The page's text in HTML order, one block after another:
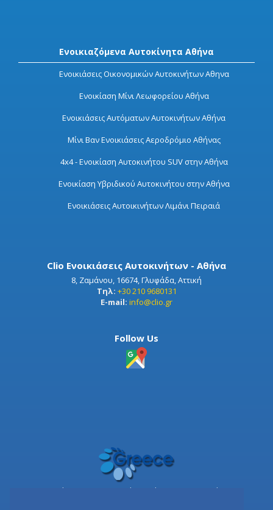
Ενοικιαζόμενα Αυτοκίνητα Αθήνα
Ενοικιάσεις Οικονομικών Αυτοκινήτων Αθηνα
Ενοικίαση Μίνι Λεωφορείου Αθήνα
Ενοικιάσεις Αυτόματων Αυτοκινήτων Αθήνα
Μίνι Βαν Ενοικιάσεις Αεροδρόμιο Αθήνας
4x4 - Ενοικίαση Αυτοκινήτου SUV στην Αθήνα
Ενοικίαση Υβριδικού Αυτοκινήτου στην Αθήνα
Ενοικιάσεις Αυτοικινήτων Λιμάνι Πειραιά
Clio Ενοικιάσεις Αυτοκινήτων - Αθήνα
8, Ζαμάνου, 16674, Γλυφάδα, Αττική
Τηλ: +30 210 9680131
E-mail: info@clio.gr
Follow Us
Μέλος του Ελληνικού Συνδέσμου Τουρισμού